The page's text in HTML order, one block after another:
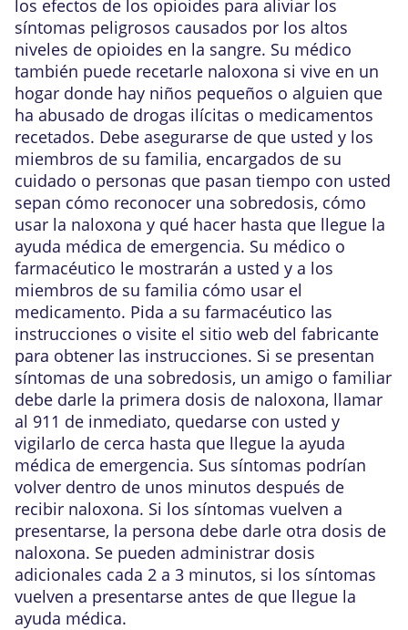
los efectos de los opioides para aliviar los
síntomas peligrosos causados por los altos
niveles de opioides en la sangre. Su médico
también puede recetarle naloxona si vive en un
hogar donde hay niños pequeños o alguien que
ha abusado de drogas ilícitas o medicamentos
recetados. Debe asegurarse de que usted y los
miembros de su familia, encargados de su
cuidado o personas que pasan tiempo con usted
sepan cómo reconocer una sobredosis, cómo
usar la naloxona y qué hacer hasta que llegue la
ayuda médica de emergencia. Su médico o
farmacéutico le mostrarán a usted y a los
miembros de su familia cómo usar el
medicamento. Pida a su farmacéutico las
instrucciones o visite el sitio web del fabricante
para obtener las instrucciones. Si se presentan
síntomas de una sobredosis, un amigo o familiar
debe darle la primera dosis de naloxona, llamar
al 911 de inmediato, quedarse con usted y
vigilarlo de cerca hasta que llegue la ayuda
médica de emergencia. Sus síntomas podrían
volver dentro de unos minutos después de
recibir naloxona. Si los síntomas vuelven a
presentarse, la persona debe darle otra dosis de
naloxona. Se pueden administrar dosis
adicionales cada 2 a 3 minutos, si los síntomas
vuelven a presentarse antes de que llegue la
ayuda médica.